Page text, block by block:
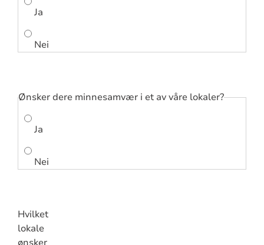
Ja
Nei
Ønsker dere minnesamvær i et av våre lokaler?
Ja
Nei
Hvilket
lokale